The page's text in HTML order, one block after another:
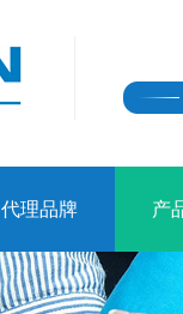
代理品牌 产